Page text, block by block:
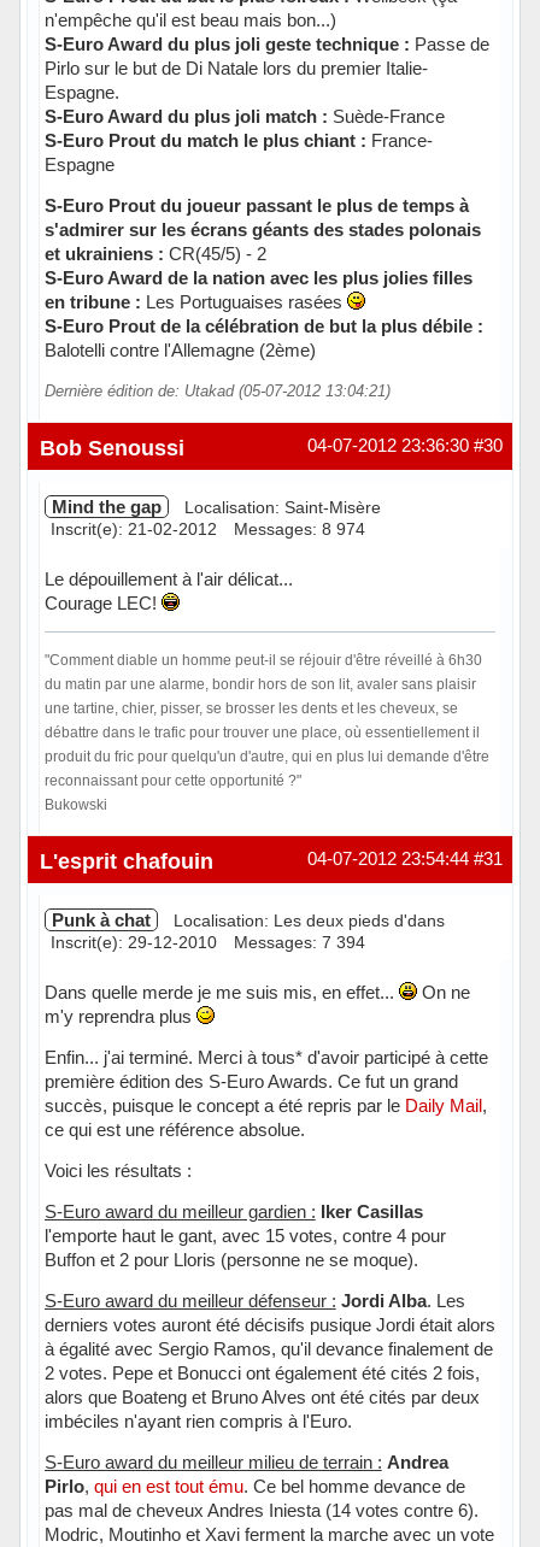
n'empêche qu'il est beau mais bon...)
S-Euro Award du plus joli geste technique : Passe de
Pirlo sur le but de Di Natale lors du premier Italie-
Espagne.
S-Euro Award du plus joli match : Suède-France
S-Euro Prout du match le plus chiant : France-
Espagne
S-Euro Prout du joueur passant le plus de temps à
s'admirer sur les écrans géants des stades polonais
et ukrainiens : CR(45/5) - 2
S-Euro Award de la nation avec les plus jolies filles
en tribune : Les Portuguaises rasées
S-Euro Prout de la célébration de but la plus débile :
Balotelli contre l'Allemagne (2ème)
Dernière édition de: Utakad (05-07-2012 13:04:21)
Hors ligne #30
04-07-2012 23:36:30
Bob Senoussi
Mind the gap
Localisation: Saint-Misère
Inscrit(e): 21-02-2012
Messages: 8 974
Le dépouillement à l'air délicat...
Courage LEC!
"Comment diable un homme peut-il se réjouir d'être réveillé à 6h30
du matin par une alarme, bondir hors de son lit, avaler sans plaisir
une tartine, chier, pisser, se brosser les dents et les cheveux, se
débattre dans le trafic pour trouver une place, où essentiellement il
produit du fric pour quelqu'un d'autre, qui en plus lui demande d'être
reconnaissant pour cette opportunité ?"
Bukowski
Hors ligne #31
04-07-2012 23:54:44
L'esprit chafouin
Punk à chat
Localisation: Les deux pieds d'dans
Inscrit(e): 29-12-2010
Messages: 7 394
Dans quelle merde je me suis mis, en effet...
On ne
m'y reprendra plus
Enfin... j'ai terminé. Merci à tous* d'avoir participé à cette
première édition des S-Euro Awards. Ce fut un grand
succès, puisque le concept a été repris par le Daily Mail,
ce qui est une référence absolue.
Voici les résultats :
S-Euro award du meilleur gardien : Iker Casillas
l'emporte haut le gant, avec 15 votes, contre 4 pour
Buffon et 2 pour Lloris (personne ne se moque).
S-Euro award du meilleur défenseur : Jordi Alba. Les
derniers votes auront été décisifs pusique Jordi était alors
à égalité avec Sergio Ramos, qu'il devance finalement de
2 votes. Pepe et Bonucci ont également été cités 2 fois,
alors que Boateng et Bruno Alves ont été cités par deux
imbéciles n'ayant rien compris à l'Euro.
S-Euro award du meilleur milieu de terrain : Andrea
Pirlo, qui en est tout ému. Ce bel homme devance de
pas mal de cheveux Andres Iniesta (14 votes contre 6).
Modric, Moutinho et Xavi ferment la marche avec un vote